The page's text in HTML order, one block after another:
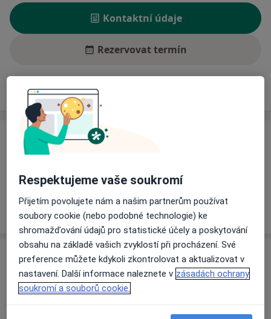
Kontaktní údaje
Rezervovat termín
Ceník Adresy
Ceník
Tento specialista ještě nepřidával žádné informace o
Adresa
Fakultní nemocnice v Motole, LDN
Respektujeme vaše soukromí
Přijetím povolujete nám a našim partnerům používat
soubory cookie (nebo podobné technologie) ke
shromažďování údajů pro statistické účely a poskytování
obsahu na základě vašich zvyklostí při procházení. Své
preference můžete kdykoli zkontrolovat a aktualizovat v
nastavení. Další informace naleznete v zásadách ochrany
soukromí a souborů cookie.